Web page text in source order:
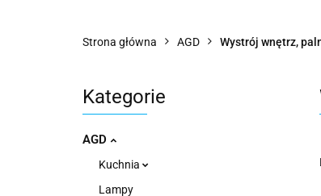
Strona główna AGD Wystrój wnętrz,
Kategorie
AGD
Kuchnia
Lampy